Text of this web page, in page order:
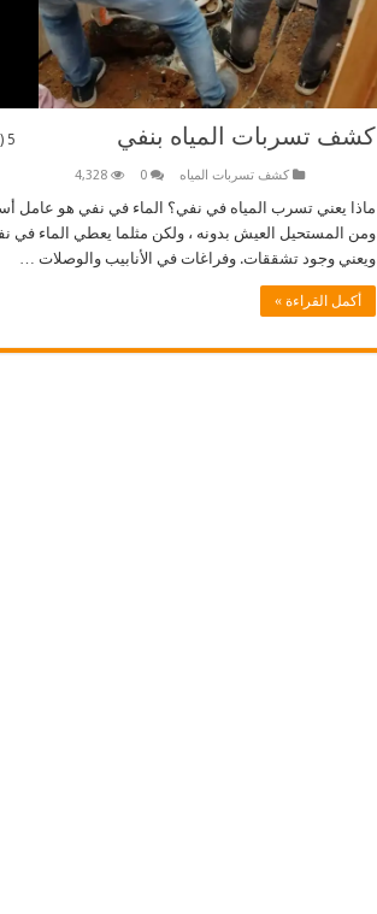
كشف تسربات المياه بنفي 5 (1)
كشف تسربات المياه 0
4,328
ماذا يعني تسرب المياه في نفي؟ الماء في نفي هو عامل
ومن المستحيل العيش بدونه ، ولكن مثلما يعطي الماء في
ويعني وجود تشققات. وفراغات في الأنابيب والوصلات …
أكمل القراءة »